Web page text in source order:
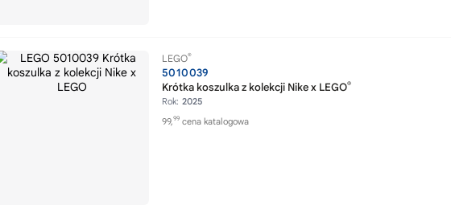
LEGO®
5010039
Krótka koszulka z kolekcji Nike x LEGO®
Rok: 2025
99,99 cena katalogowa